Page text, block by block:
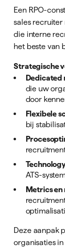
Een RPO-
sales
die interne
het beste van
Strategische
die uw
door
Flexibele
bij
ATS-
Metrics
Deze aanpak
organisaties